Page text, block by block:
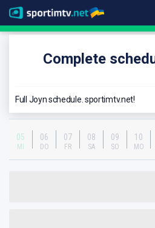
Complete
Full Joyn schedule. sportimtv.net!
05
MI
06
DO
07
FR
08
SA
09
SO
10
MO